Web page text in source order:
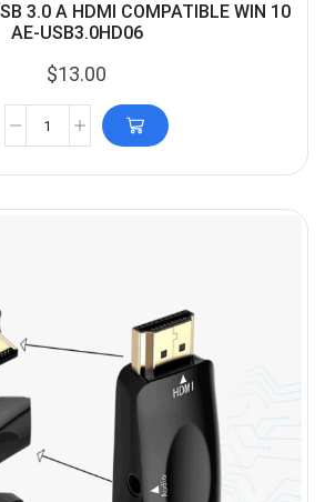
3.0 A HDMI COMPATIBLE WIN 10
AE-USB3.0HD06
$13.00